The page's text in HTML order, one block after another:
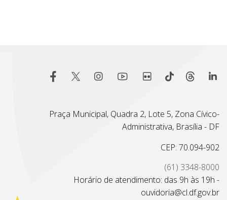
Praça Municipal, Quadra 2, Lote 5, Zona Cívico-
Administrativa, Brasília - DF
CEP: 70.094-902
(61) 3348-8000
Horário de atendimento: das 9h às 19h -
ouvidoria@cl.df.gov.br